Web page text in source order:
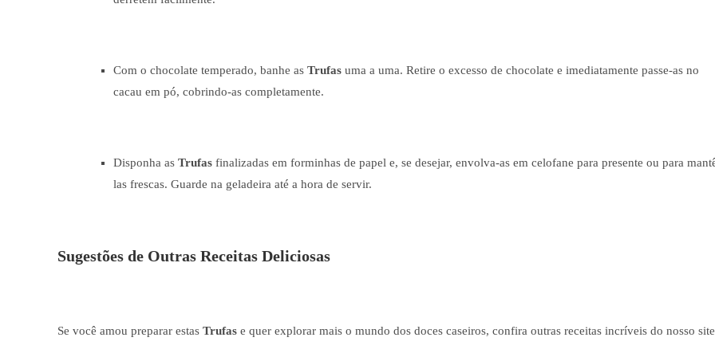
Com o chocolate temperado, banhe as Trufas uma a uma. Retire o excesso de chocolate e imediatamente passe-as no
cacau em pó, cobrindo-as completamente.
Disponha as Trufas finalizadas em forminhas de papel e, se desejar, envolva-as em celofane para presente ou para
las frescas. Guarde na geladeira até a hora de servir.
Sugestões de Outras Receitas Deliciosas
Se você amou preparar estas Trufas e quer explorar mais o mundo dos doces caseiros, confira outras receitas incríveis do nosso